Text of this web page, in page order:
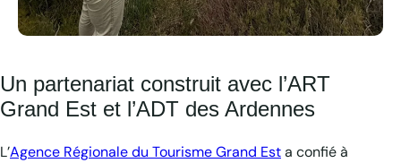
Un partenariat construit avec l’ART
Grand Est et l’ADT des Ardennes
L’Agence Régionale du Tourisme Grand Esta confié à